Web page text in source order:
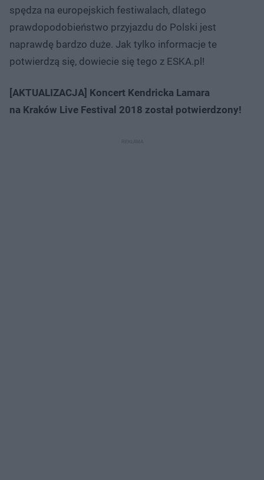
spędza na europejskich festiwalach, dlatego
prawdopodobieństwo przyjazdu do Polski jest
naprawdę bardzo duże. Jak tylko informacje te
potwierdzą się, dowiecie się tego z ESKA.pl!
[AKTUALIZACJA] Koncert Kendricka Lamara
na Kraków Live Festival 2018 został potwierdzony!